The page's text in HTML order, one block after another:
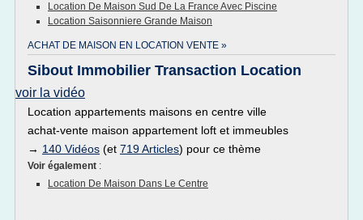
Location De Maison Sud De La France Avec Piscine
Location Saisonniere Grande Maison
ACHAT DE MAISON EN LOCATION VENTE »
Sibout Immobilier Transaction Location
voir la vidéo
Location appartements maisons en centre ville
achat-vente maison appartement loft et immeubles
→ 140 Vidéos (et 719 Articles) pour ce thème
Voir également :
Location De Maison Dans Le Centre